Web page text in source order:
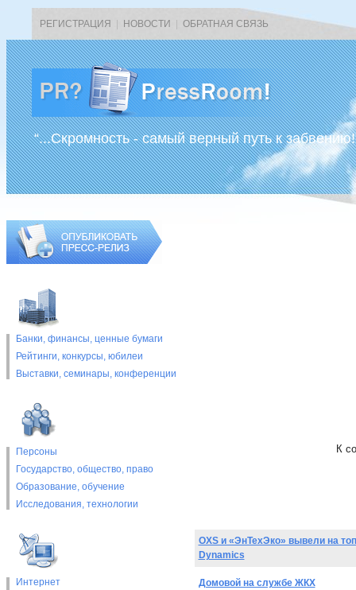
РЕГИСТРАЦИЯ НОВОСТИ ОБРАТНАЯ СВЯЗЬ
“...Скромность - самый верный путь к
Банки, финансы, ценные бумаги
Рейтинги, конкурсы, юбилеи
Выставки, cеминары, конференции
Персоны
Государство, общество, право
Образование, обучение
Исследования, технологии
Интернет
К
OXS и «ЭнТехЭко» вывели на
Dynamics
Домовой на службе ЖКХ